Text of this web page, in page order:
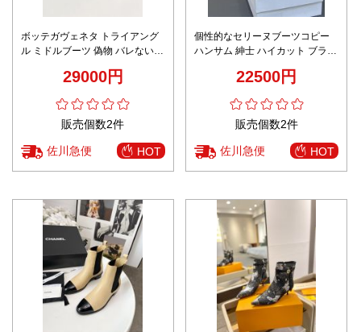
ボッテガヴェネタ トライアング
ル ミドルブーツ 偽物 バレない再
29000円
販売個数2件
佐川急便 HOT
個性的なセリーヌブーツコピー
ハンサム 紳士 ハイカット ブラウ
22500円
販売個数2件
佐川急便 HOT